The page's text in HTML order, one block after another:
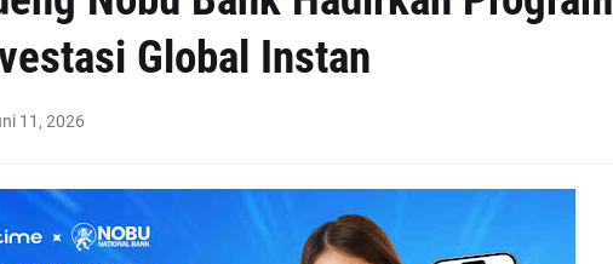
Global Instan
11, 2026